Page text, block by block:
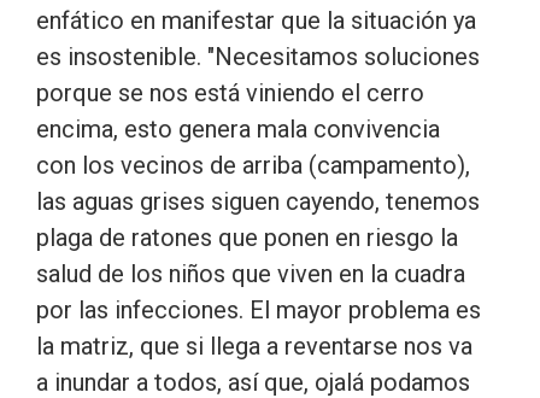
enfático en manifestar que la situación ya
es insostenible. "Necesitamos soluciones
porque se nos está viniendo el cerro
encima, esto genera mala convivencia
con los vecinos de arriba (campamento),
las aguas grises siguen cayendo, tenemos
plaga de ratones que ponen en riesgo la
salud de los niños que viven en la cuadra
por las infecciones. El mayor problema es
la matriz, que si llega a reventarse nos va
a inundar a todos, así que, ojalá podamos